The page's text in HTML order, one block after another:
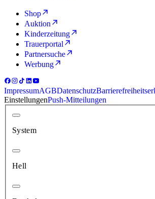
Shop
Auktion
Kinderzeitung
Trauerportal
Partnersuche
Werbung
ImpressumAGBDatenschutz
EinstellungenPush-Mitteilungen
System
Hell